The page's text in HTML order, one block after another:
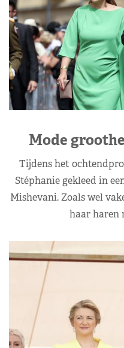
Mode
Tijdens het
Stéphanie gekleed in
Mishevani. Zoals wel
haar haren